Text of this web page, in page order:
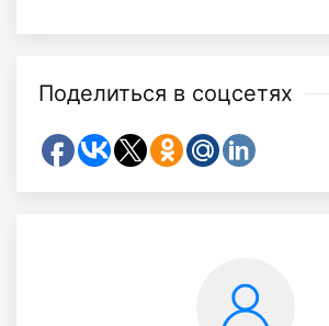
Поделиться в соцсетях